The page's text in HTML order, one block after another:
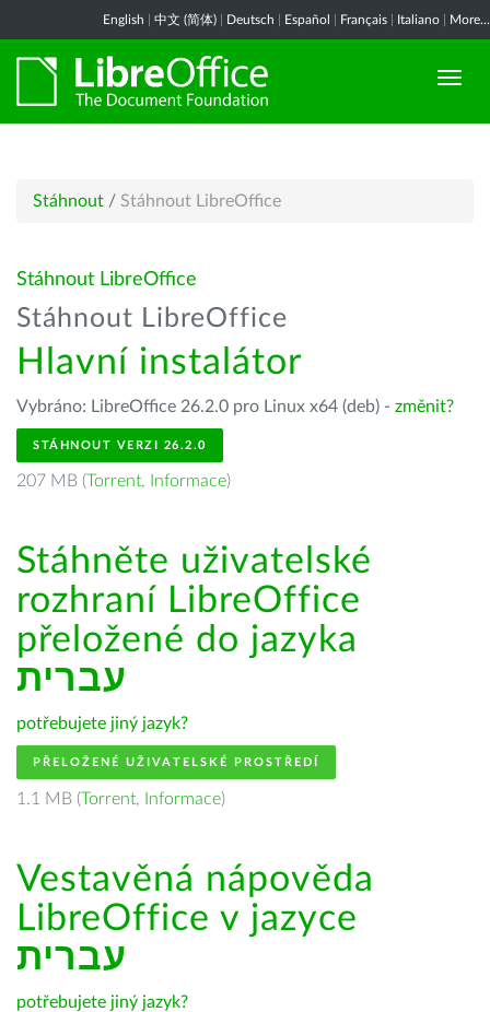
English 中文 (简体) Deutsch Español Français Italiano More...
Stáhnout / Stáhnout LibreOffice
Stáhnout LibreOffice
Stáhnout LibreOffice
Hlavní instalátor
Vybráno: LibreOffice 26.2.0 pro Linux x64 (deb) - změnit?
STÁHNOUT VERZI 26.2.0
207 MB (Torrent, Informace)
Stáhněte uživatelské
rozhraní LibreOffice
přeložené do jazyka
עברית
potřebujete jiný jazyk?
PŘELOŽENÉ UŽIVATELSKÉ PROSTŘEDÍ
1.1 MB (Torrent, Informace)
Vestavěná nápověda
LibreOffice v jazyce
עברית
potřebujete jiný jazyk?